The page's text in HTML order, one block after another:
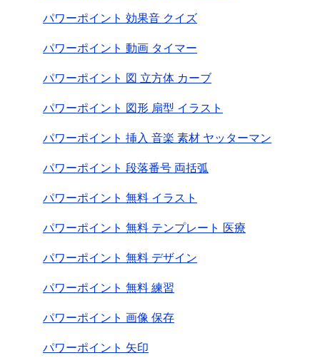
パワーポイント 効果音 クイズ
パワーポイント 動画 タイマー
パワーポイント 図 立方体 カーブ
パワーポイント 図形 扇型 イラスト
パワーポイント 挿入 音楽 素材 ヤッターマン
パワーポイント 段落番号 両括弧
パワーポイント 無料 イラスト
パワーポイント 無料 テンプレート 医療
パワーポイント 無料 デザイン
パワーポイント 無料 練習
パワーポイント 画像 保存
パワーポイント 矢印